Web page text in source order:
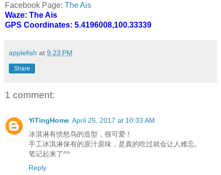
Facebook Page: The Ais
Waze: The Ais
GPS Coordinates: 5.4196008,100.33339
applefish at 9:23 PM
Share
1 comment:
YiTingHome April 25, 2017 at 10:33 AM
冰淇淋有愤怒鸟的造型，很可爱！
手工冰淇淋保有的原汁原味，是真的吃过就会让人难忘。
笔记起来了^^
Reply